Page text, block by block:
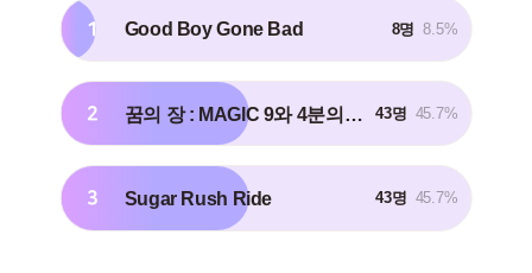
1 Good Boy Gone Bad 8명 8.5%
2 43명 45.7%
3 Sugar Rush Ride 43명 45.7%